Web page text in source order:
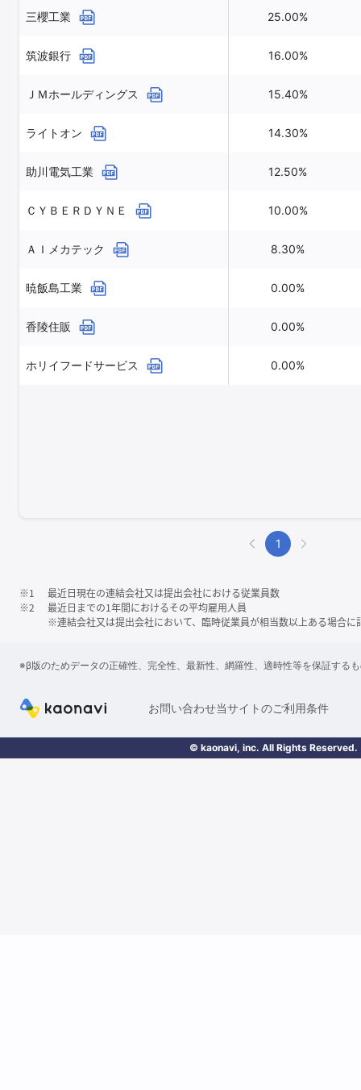
三櫻工業 25.00%
筑波銀行 16.00%
ＪＭホールディングス 15.40%
ライトオン 14.30%
助川電気工業 12.50%
ＣＹＢＥＲＤＹＮＥ 10.00%
ＡＩメカテック 8.30%
暁飯島工業 0.00%
香陵住販 0.00%
ホリイフードサービス 0.00%
1
※1
最近日現在の連結会社又は提出会社における従業員数
※2
最近日までの1年間におけるその平均雇用人員
※連結会社又は提出会社において、臨時従業員が相当数以上ある場合に
※β版のためデータの正確性、完全性、最新性、網羅性、適時性等を保証する
お問い合わせ当サイトのご利用条件
© kaonavi, inc. All Rights Reserved.